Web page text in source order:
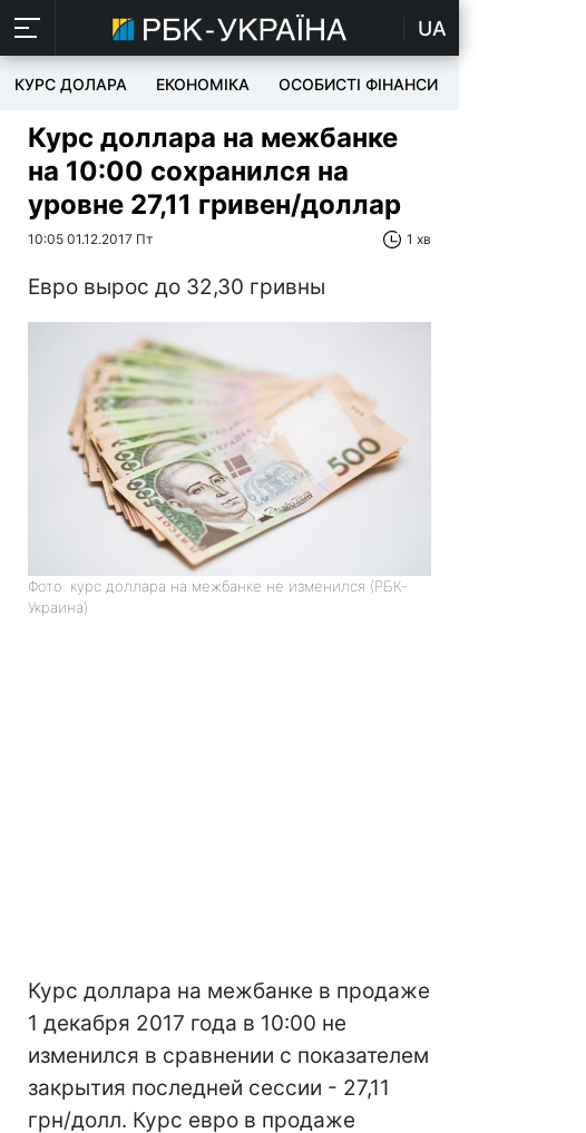
UA
КУРС ДОЛАРА ЕКОНОМІКА ОСОБИСТІ ФІНАНСИ
Курс доллара на межбанке
на 10:00 сохранился на
уровне 27,11 гривен/доллар
10:05 01.12.2017 Пт 1 хв
Евро вырос до 32,30 гривны
Фото: курс доллара на межбанке не изменился (РБК-
Украина)
Курс доллара на межбанке в продаже
1 декабря 2017 года в 10:00 не
изменился в сравнении с показателем
закрытия последней сессии - 27,11
грн/долл. Курс евро в продаже